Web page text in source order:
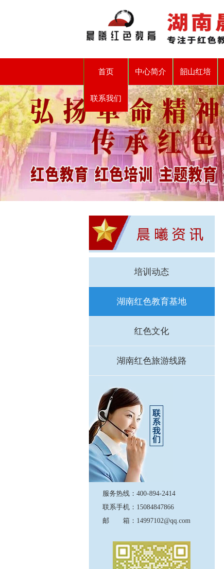
首页 中心简介 韶山红培
联系我们
培训动态
湖南红色教育基地
红色文化
湖南红色旅游线路
服务热线：400-894-2414
联系手机：15084847866
邮 箱：14997102@qq.com